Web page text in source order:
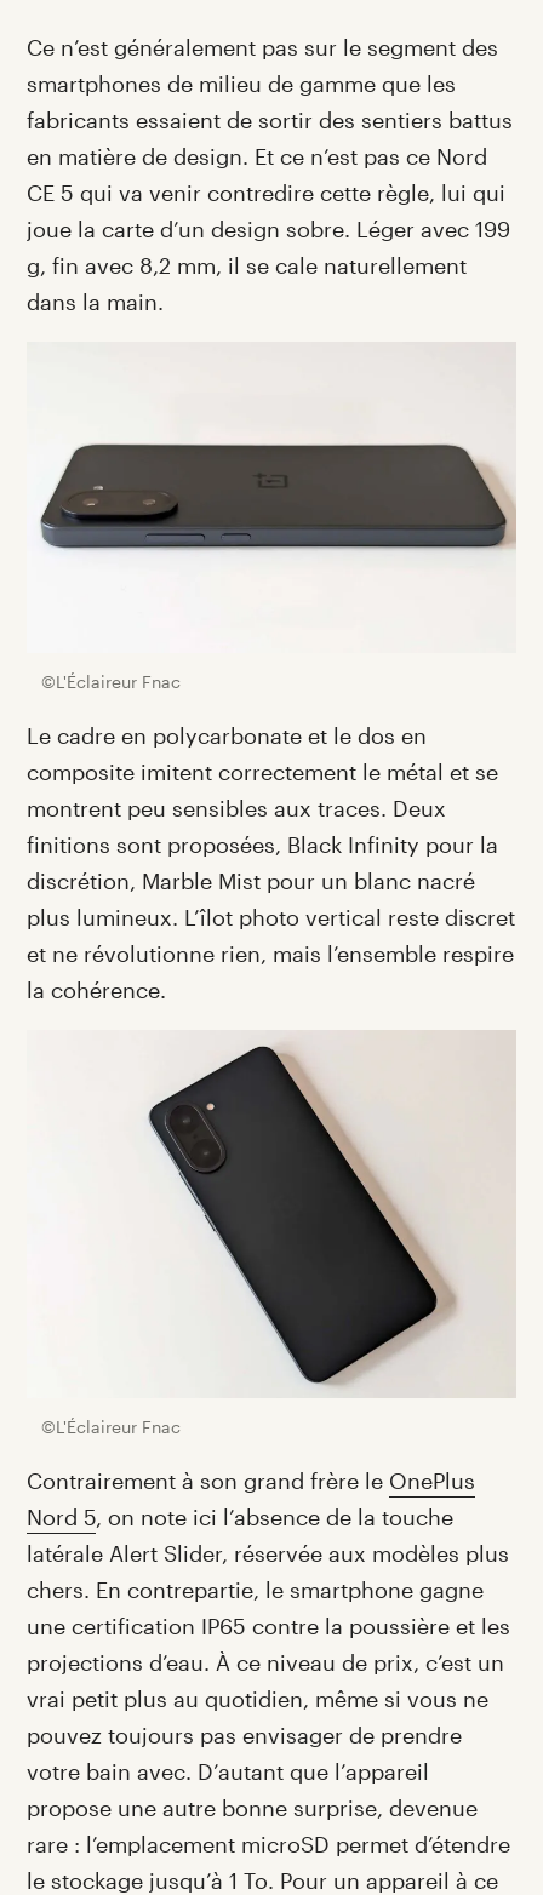
Ce n’est généralement pas sur le segment des
smartphones de milieu de gamme que les
fabricants essaient de sortir des sentiers battus
en matière de design. Et ce n’est pas ce Nord
CE 5 qui va venir contredire cette règle, lui qui
joue la carte d’un design sobre. Léger avec 199
g, fin avec 8,2 mm, il se cale naturellement
dans la main.
©L'Éclaireur Fnac
Le cadre en polycarbonate et le dos en
composite imitent correctement le métal et se
montrent peu sensibles aux traces. Deux
finitions sont proposées, Black Infinity pour la
discrétion, Marble Mist pour un blanc nacré
plus lumineux. L’îlot photo vertical reste discret
et ne révolutionne rien, mais l’ensemble respire
la cohérence.
©L'Éclaireur Fnac
Contrairement à son grand frère le OnePlus
Nord 5, on note ici l’absence de la touche
latérale Alert Slider, réservée aux modèles plus
chers. En contrepartie, le smartphone gagne
une certification IP65 contre la poussière et les
projections d’eau. À ce niveau de prix, c’est un
vrai petit plus au quotidien, même si vous ne
pouvez toujours pas envisager de prendre
votre bain avec. D’autant que l’appareil
propose une autre bonne surprise, devenue
rare : l’emplacement microSD permet d’étendre
le stockage jusqu’à 1 To. Pour un appareil à ce